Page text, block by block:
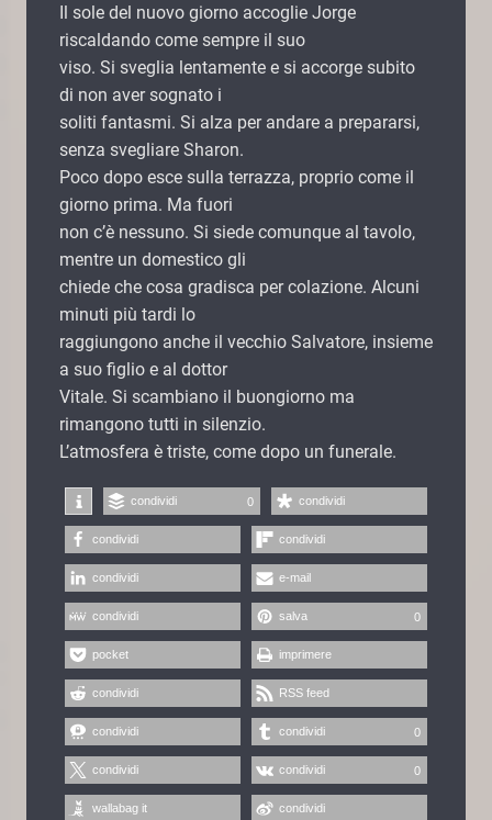
Il sole del nuovo giorno accoglie Jorge
riscaldando come sempre il suo
viso. Si sveglia lentamente e si accorge subito
di non aver sognato i
soliti fantasmi. Si alza per andare a prepararsi,
senza svegliare Sharon.
Poco dopo esce sulla terrazza, proprio come il
giorno prima. Ma fuori
non cʼè nessuno. Si siede comunque al tavolo,
mentre un domestico gli
chiede che cosa gradisca per colazione. Alcuni
minuti più tardi lo
raggiungono anche il vecchio Salvatore, insieme
a suo figlio e al dottor
Vitale. Si scambiano il buongiorno ma
rimangono tutti in silenzio.
Lʼatmosfera è triste, come dopo un funerale.
condividi 0 condividi
condividi condividi
condividi e-mail
condividi salva 0
pocket imprimere
condividi RSS feed
condividi condividi 0
condividi condividi 0
wallabag it condividi